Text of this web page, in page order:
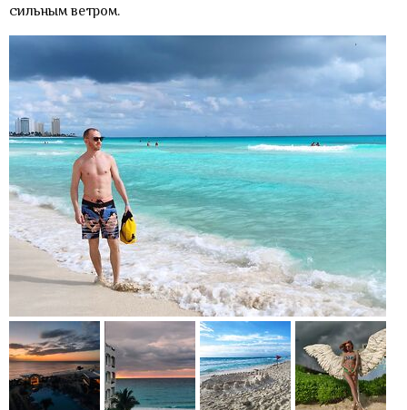
сильным ветром.